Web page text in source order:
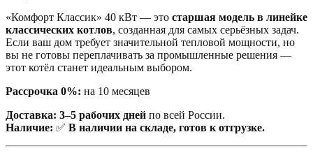
«Комфорт Классик» 40 кВт — это старшая модель в линейке
классических котлов, созданная для самых серьёзных задач.
Если ваш дом требует значительной тепловой мощности, но
вы не готовы переплачивать за промышленные решения —
этот котёл станет идеальным выбором.
Рассрочка 0%: на 10 месяцев
Доставка: 3–5 рабочих дней по всей России.
Наличие: ✅ В наличии на складе, готов к отгрузке.